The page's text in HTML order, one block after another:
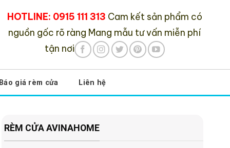
HOTLINE: 0915 111 313 Cam kết sản phẩm có
nguồn gốc rõ ràng Mang mẫu tư vấn miễn phí
tận nơi
Báo giá rèm cửa Liên hệ
RÈM CỬA AVINAHOME